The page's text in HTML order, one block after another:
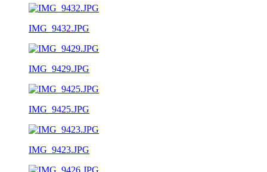
IMG_9432.JPG
IMG_9429.JPG
IMG_9425.JPG
IMG_9423.JPG